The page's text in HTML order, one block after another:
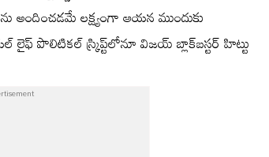
లక్ష్యంగా ఆయన ముందుకు
లైఫ్ పొలిటికల్ స్క్రిప్ట్‌లోనూ విజయ్ బ్లాక్‌బస్టర్ హిట్టు